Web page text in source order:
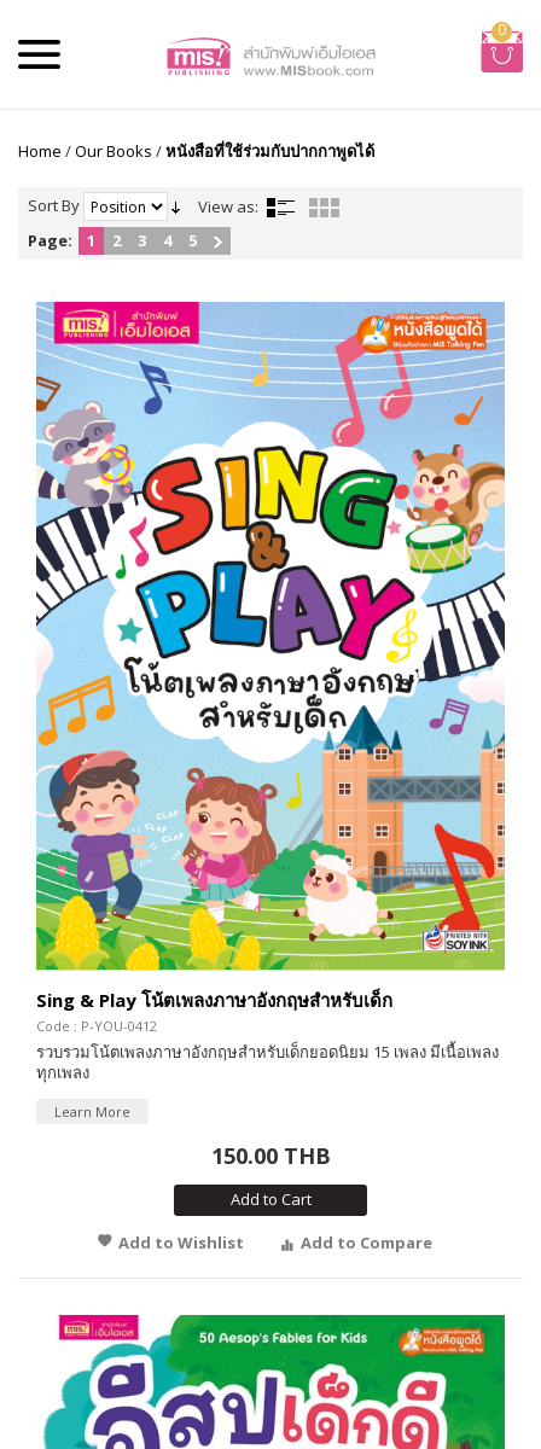
0
Home /Our Books /หนังสือที่ใช้ร่วมกับปากกาพูดได้
Sort By
View as:
Page:
1 2 3 4 5
Sing & Play โน้ตเพลงภาษาอังกฤษสำหรับเด็ก
Code : P-YOU-0412
รวบรวมโน้ตเพลงภาษาอังกฤษสำหรับเด็กยอดนิยม 15 เพลง มีเนื้อเพลง
ทุกเพลง
Learn More
150.00 THB
Add to Cart
Add to Wishlist
Add to Compare